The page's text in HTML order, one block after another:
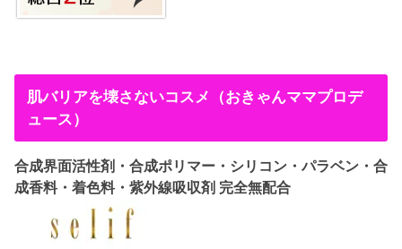
肌バリアを壊さないコスメ（おきゃんママプロデ
ュース）
合成界面活性剤・合成ポリマー・シリコン・パラベン・合
成香料・着色料・紫外線吸収剤 完全無配合